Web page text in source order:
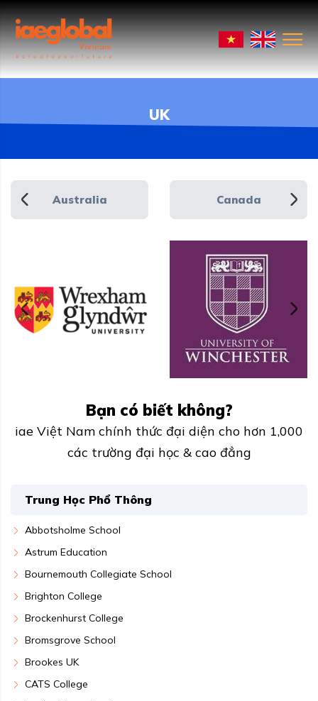
UK
Australia Canada
Bạn có biết không?
iae Việt Nam chính thức đại diện cho hơn 1,000
các trường đại học & cao đẳng
Trung Học Phổ Thông
Abbotsholme School
Astrum Education
Bournemouth Collegiate School
Brighton College
Brockenhurst College
Bromsgrove School
Brookes UK
CATS College